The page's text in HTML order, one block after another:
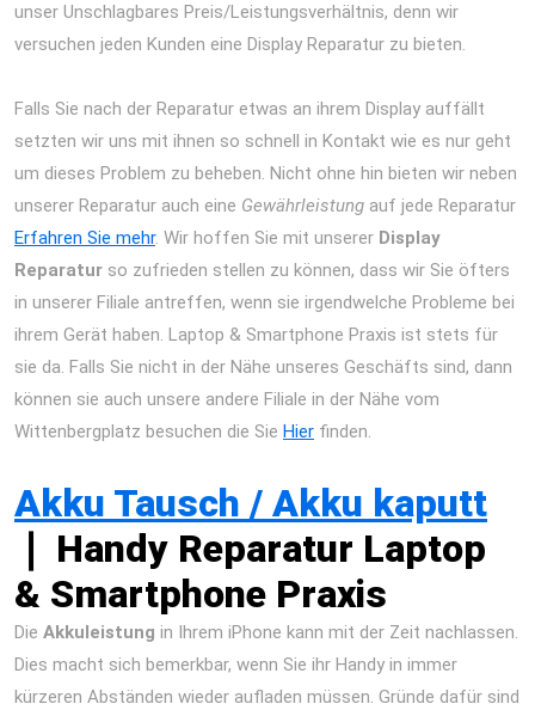
unser Unschlagbares Preis/Leistungsverhältnis, denn wir
versuchen jeden Kunden eine Display Reparatur zu bieten.
Falls Sie nach der Reparatur etwas an ihrem Display auffällt
setzten wir uns mit ihnen so schnell in Kontakt wie es nur geht
um dieses Problem zu beheben. Nicht ohne hin bieten wir neben
unserer Reparatur auch eine Gewährleistung auf jede Reparatur
Erfahren Sie mehr. Wir hoffen Sie mit unserer Display
Reparatur so zufrieden stellen zu können, dass wir Sie öfters
in unserer Filiale antreffen, wenn sie irgendwelche Probleme bei
ihrem Gerät haben. Laptop & Smartphone Praxis ist stets für
sie da. Falls Sie nicht in der Nähe unseres Geschäfts sind, dann
können sie auch unsere andere Filiale in der Nähe vom
Wittenbergplatz besuchen die Sie Hier finden.
Akku Tausch / Akku kaputt
Handy Reparatur Laptop
& Smartphone Praxis
Die Akkuleistung in Ihrem iPhone kann mit der Zeit nachlassen.
Dies macht sich bemerkbar, wenn Sie ihr Handy in immer
kürzeren Abständen wieder aufladen müssen. Gründe dafür sind